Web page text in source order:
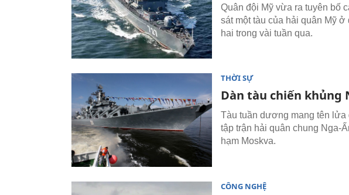
Quân đội Mỹ vừa ra tuyên bố
sát một tàu của hải quân Mỹ
hai trong vài tuần qua.
THỜI SỰ
Dàn tàu chiến khủng
Tàu tuần dương mang tên
tập trận hải quân chung Nga-
hạm Moskva.
CÔNG NGHỆ